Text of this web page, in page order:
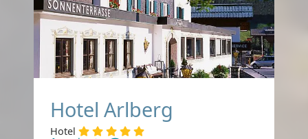
Hotel Arlberg
Hotel